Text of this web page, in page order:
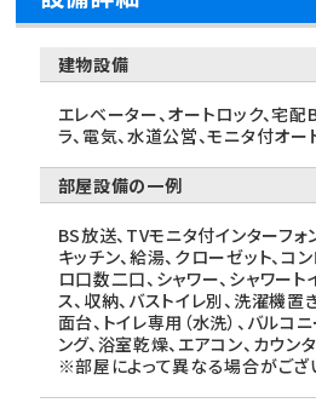
建物設備
エレベーター、オートロック、宅
ラ、電気、水道公営、モニタ付オー
部屋設備の一例
BS放送、TVモニタ付インターフォ
キッチン、給湯、クローゼット、コ
ロ口数二口、シャワー、シャワート
ス、収納、バストイレ別、洗濯機
面台、トイレ専用（水洗）、バルコ
ング、浴室乾燥、エアコン、カウン
※部屋によって異なる場合がござ